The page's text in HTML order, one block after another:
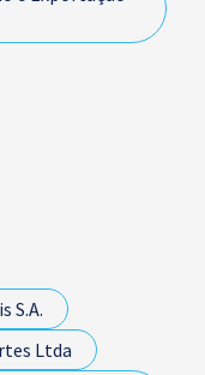
S.A.
Ltda